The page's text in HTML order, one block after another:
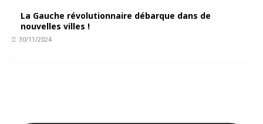
La Gauche révolutionnaire débarque dans de
nouvelles villes !
30/11/2024